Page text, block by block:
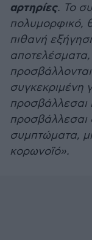
αρτηρίες. Το
πολυμορφικό,
πιθανή
συγκεκριμένη
προσβάλλεσαι
προσβάλλεσαι
συμπτώματα,
κορωνοϊό».